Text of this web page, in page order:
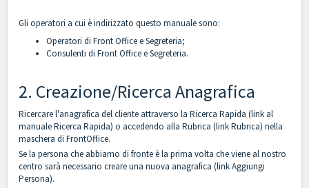
Gli operatori a cui è indirizzato questo manuale sono:
Operatori di Front Office e Segreteria;
Consulenti di Front Office e Segreteria.
2. Creazione/Ricerca Anagrafica
Ricercare l'anagrafica del cliente attraverso la Ricerca Rapida (link al
manualeRicerca Rapida) o accedendo alla Rubrica (linkRubrica) nella
maschera di FrontOffice.
Se la persona che abbiamo di fronte è la prima volta che viene al nostro
centro sarà necessario creare una nuova anagrafica (linkAggiungi
Persona).